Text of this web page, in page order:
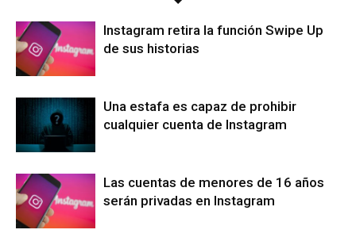
Instagram retira la función Swipe Up
de sus historias
Una estafa es capaz de prohibir
cualquier cuenta de Instagram
Las cuentas de menores de 16 años
serán privadas en Instagram